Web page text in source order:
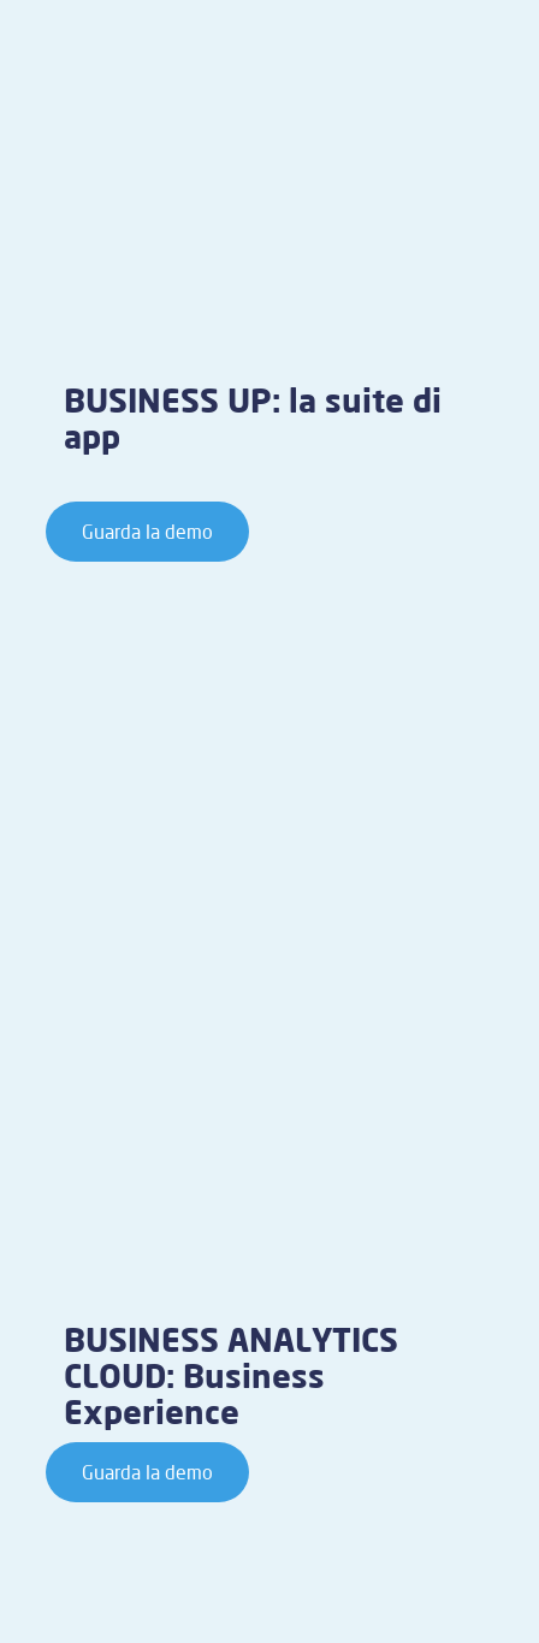
BUSINESS UP: la suite di
app
Guarda la demo
BUSINESS ANALYTICS
CLOUD: Business
Experience
Guarda la demo